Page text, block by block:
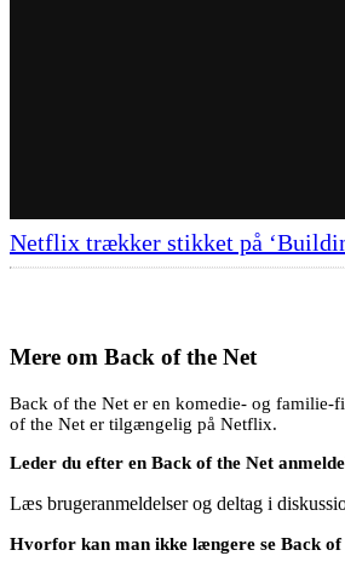
Netflix trækker stikket på
Mere om Back of the Net
Back of the Net er en komedie- og familie-
of the Net er tilgængelig på Netflix.
Leder du efter en Back of the Net
Læs brugeranmeldelser og deltag i
Hvorfor kan man ikke længere se Back